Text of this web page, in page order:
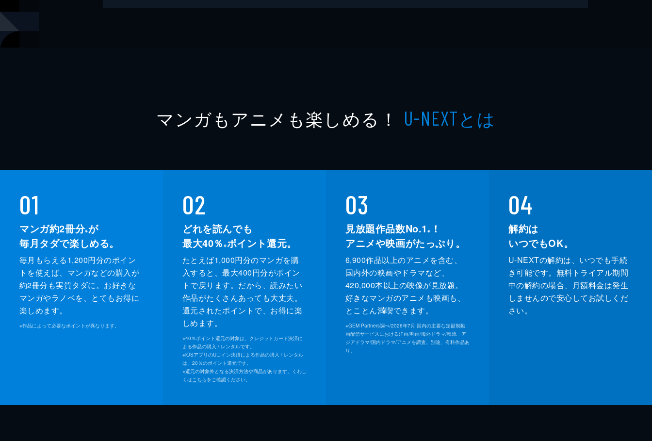
マンガもアニメも楽しめる！ U-NEXTとは
01
マンガ約2冊分※が
毎月タダで楽しめる。
毎月もらえる1,200円分のポイン
トを使えば、マンガなどの購入が
約2冊分も実質タダに。お好きな
マンガやラノベを、とてもお得に
楽しめます。
※作品によって必要なポイントが異なります。
02
どれを読んでも
最大40％ ※ポイント還元。
たとえば1,000円分のマンガを購
入すると、最大400円分がポイン
トで戻ります。だから、読みたい
作品がたくさんあっても大丈夫。
還元されたポイントで、お得に楽
しめます。
※40％ポイント還元の対象は、クレジットカード決済に
よる作品の購入 / レンタルです。
※iOSアプリのUコイン決済による作品の購入 / レンタル
は、20％のポイント還元です。
※還元の対象外となる決済方法や商品があります。くわし
くは こちらをご確認ください。
03
見放題作品数No.1 ※
！
アニメや映画がたっぷり。
6,900作品以上のアニメを含む、
国内外の映画やドラマなど、
420,000本以上の映像が見放題。
好きなマンガのアニメも映画も、
とことん満喫できます。
※GEM Partners調べ/2026年7⽉ 国内の主要な定額制動
画配信サービスにおける洋画/邦画/海外ドラマ/韓流・ア
ジアドラマ/国内ドラマ/アニメを調査。別途、有料作品あ
り。
04
解約は
いつでもOK。
U-NEXTの解約は、いつでも手続
き可能です。無料トライアル期間
中の解約の場合、月額料金は発生
しませんので安心してお試しくだ
さい。